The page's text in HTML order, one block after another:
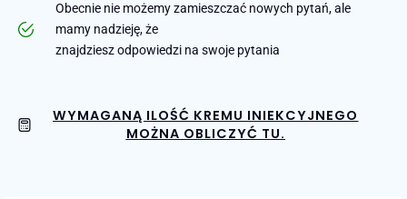
Obecnie nie możemy zamieszczać nowych pytań, ale
mamy nadzieję, że
znajdziesz odpowiedzi na swoje pytania
WYMAGANĄ ILOŚĆ KREMU INIEKCYJNEGO
MOŻNA OBLICZYĆ TU.